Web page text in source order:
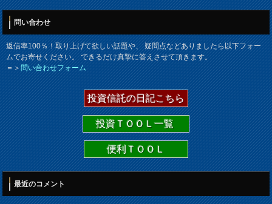
問い合わせ
返信率100％！取り上げて欲しい話題や、 疑問点などありましたら以下フォー
ムでお寄せください。 できるだけ真摯に答えさせて頂きます。
＝＞問い合わせフォーム
投資信託の日記こちら
投資ＴＯＯＬ一覧
便利ＴＯＯＬ
最近のコメント